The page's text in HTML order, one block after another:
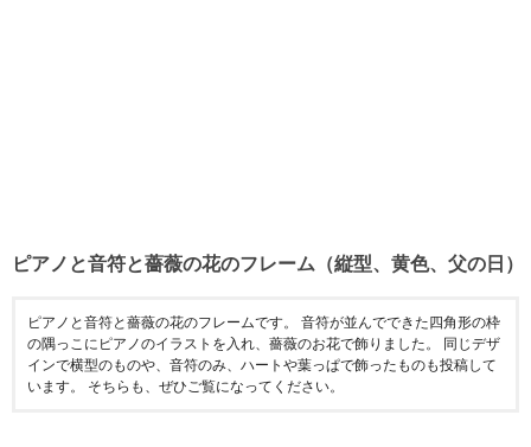
ピアノと音符と薔薇の花のフレーム（縦型、黄色、父の日）
ピアノと音符と薔薇の花のフレームです。 音符が並んでできた四角形の枠
の隅っこにピアノのイラストを入れ、薔薇のお花で飾りました。 同じデザ
インで横型のものや、音符のみ、ハートや葉っぱで飾ったものも投稿して
います。 そちらも、ぜひご覧になってください。